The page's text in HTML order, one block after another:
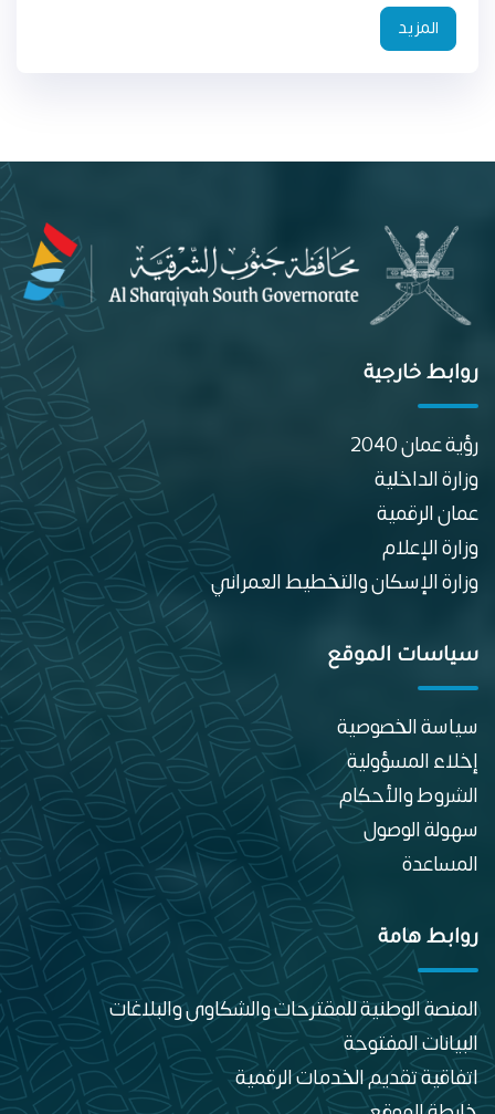
المزيد
روابط خارجية
رؤية عمان 2040
وزارة الداخلية
عمان الرقمية
وزارة الإعلام
وزارة الإسكان والتخطيط العمراني
سياسات الموقع
سياسة الخصوصية
إخلاء المسؤولية
الشروط والأحكام
سهولة الوصول
المساعدة
روابط هامة
المنصة الوطنية للمقترحات والشكاوى والبلاغات
البيانات المفتوحة
اتفاقية تقديم الخدمات الرقمية